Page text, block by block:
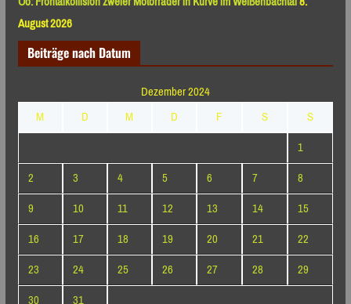
August 2026
Beiträge nach Datum
Dezember 2024
M
D M D F S
S
1
2
3 4 5 6 7
8
9
10 11 12 13 14
15
16
17 18 19 20 21
22
23
24 25 26 27 28
29